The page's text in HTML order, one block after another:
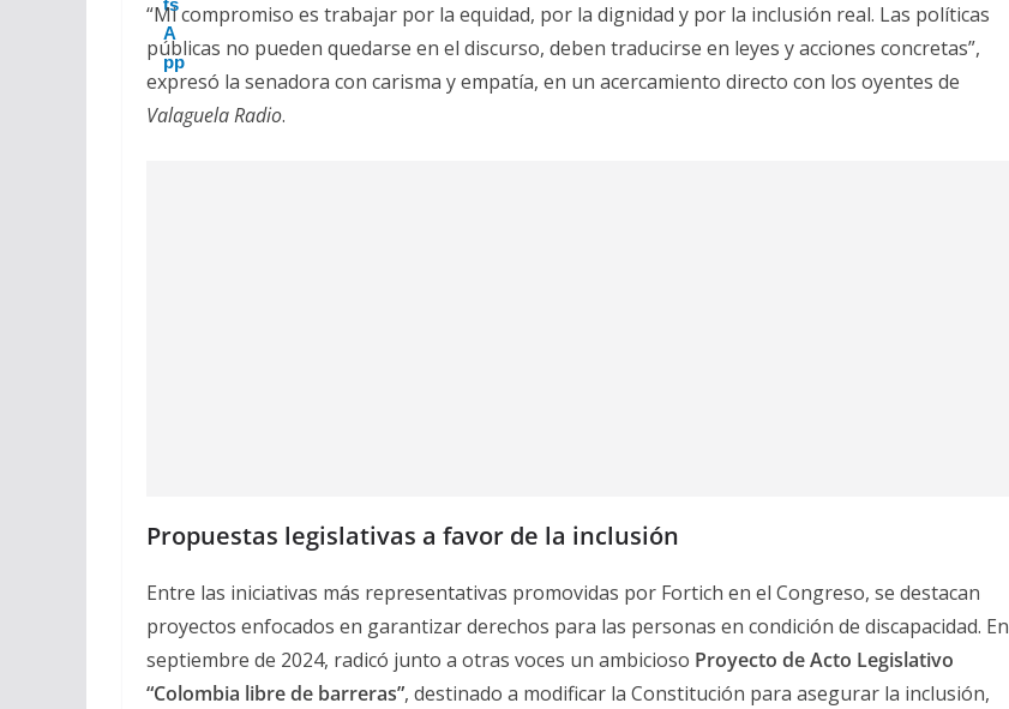
“Mi compromiso es trabajar por la equidad, por la dignidad y por la inclusión real. Las políticas
públicas no pueden quedarse en el discurso, deben traducirse en leyes y acciones concretas”,
expresó la senadora con carisma y empatía, en un acercamiento directo con los oyentes de
Valaguela Radio.
Propuestas legislativas a favor de la inclusión
Entre las iniciativas más representativas promovidas por Fortich en el Congreso, se destacan
proyectos enfocados en garantizar derechos para las personas en condición de discapacidad. En
septiembre de 2024, radicó junto a otras voces un ambicioso Proyecto de Acto Legislativo
“Colombia libre de barreras”, destinado a modificar la Constitución para asegurar la inclusión,